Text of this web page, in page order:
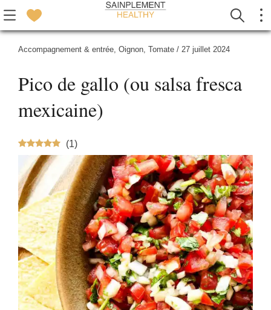
Accompagnement & entrée, Oignon, Tomate / 27 juillet 2024
Pico de gallo (ou salsa fresca
mexicaine)
(1)